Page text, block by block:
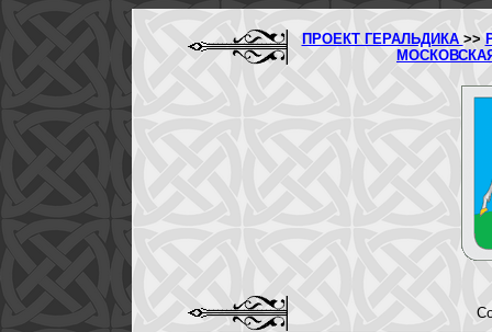
ПРОЕКТ ГЕРАЛЬДИКА >>